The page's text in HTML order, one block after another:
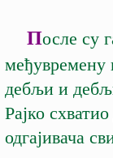
После су
међувремену
дебљи и
Рајко
одгајивача